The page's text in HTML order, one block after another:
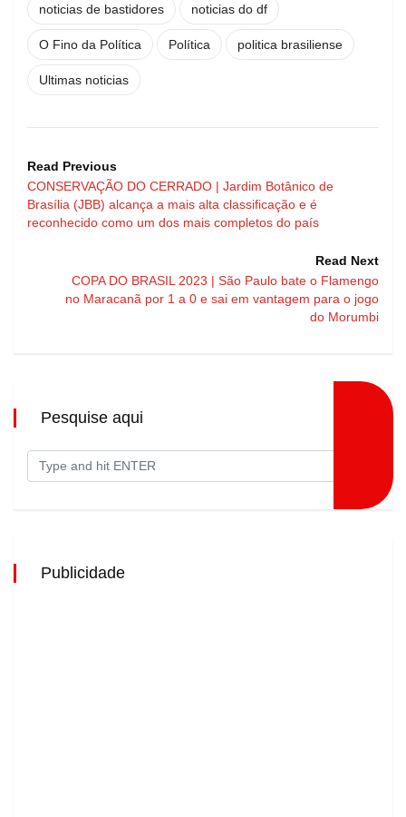
noticias de bastidores noticias do df
O Fino da Política Política politica brasiliense
Ultimas noticias
Read Previous
CONSERVAÇÃO DO CERRADO | Jardim Botânico de
Brasília (JBB) alcança a mais alta classificação e é
reconhecido como um dos mais completos do país
Read Next
COPA DO BRASIL 2023 | São Paulo bate o Flamengo
no Maracanã por 1 a 0 e sai em vantagem para o jogo
do Morumbi
Pesquise aqui
Publicidade